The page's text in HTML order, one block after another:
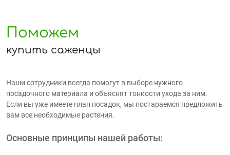
Поможем
купить саженцы
Наши сотрудники всегда помогут в выборе нужного
посадочного материала и объяснят тонкости ухода за ним.
Если вы уже имеете план посадок, мы постараемся предложить
вам все необходимые растения.
Основные принципы нашей работы: